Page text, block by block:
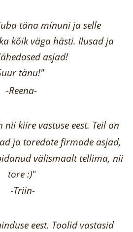
täna minuni ja selle
kõik väga hästi. Ilusad ja
asjad!
tänu!"
-Reena-
nii kiire vastuse eest. Teil on
ja toredate firmade asjad,
välismaalt tellima, nii
tore :)"
-Triin-
eest. Toolid vastasid